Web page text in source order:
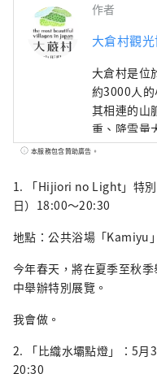
作者
大倉村觀
大倉村是位
約3000人
其相連的山
重、降雪量
山野，大倉
繁榮，從
有城堡，統
城遺址被指
為日本梯田
擁有1,200
的傳統溫泉
莊，並充滿
本服務包含贊助廣告。
1. 「Hijiori no Light」特
日）18:00～20:30
地點：公共浴場「Kamiyu
今年春天，將在夏季至秋
中舉辦特別展覽。
我會做。
2. 「比織水壩點燈」：5
20:30